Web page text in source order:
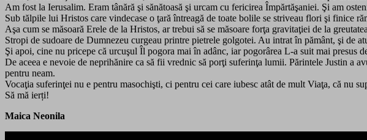
Am fost la Ierusalim. Eram tânără şi sănătoasă şi urcam cu fericirea Împărtăşaniei. Şi am
Sub tălpile lui Hristos care vindecase o ţară întreagă de toate bolile se striveau flori şi finice
Aşa cum se măsoară Erele de la Hristos, ar trebui să se măsoare forţa gravitaţiei de la
Stropi de sudoare de Dumnezeu curgeau printre pietrele golgotei. Au intrat în pământ, şi de
Şi apoi, cine nu pricepe că urcuşul Îl pogora mai în adânc, iar pogorârea L-a suit mai presus
De aceea e nevoie de neprihănire ca să fii vrednic să porţi suferinţa lumii. Părintele Justin a
pentru neam.
Vocaţia suferinţei nu e pentru masochişti, ci pentru cei care iubesc atât de mult Viaţa, că nu
Să mă ierți!
Maica Neonila